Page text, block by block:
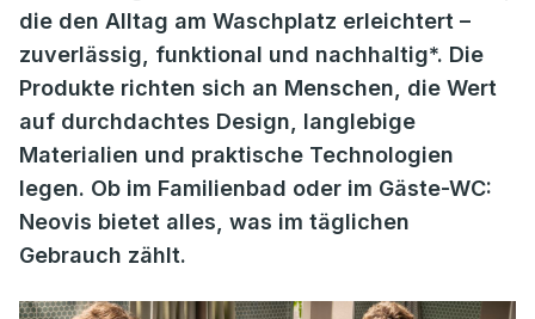
die den Alltag am Waschplatz erleichtert –
zuverlässig, funktional und nachhaltig*. Die
Produkte richten sich an Menschen, die Wert
auf durchdachtes Design, langlebige
Materialien und praktische Technologien
legen. Ob im Familienbad oder im Gäste-WC:
Neovis bietet alles, was im täglichen
Gebrauch zählt.